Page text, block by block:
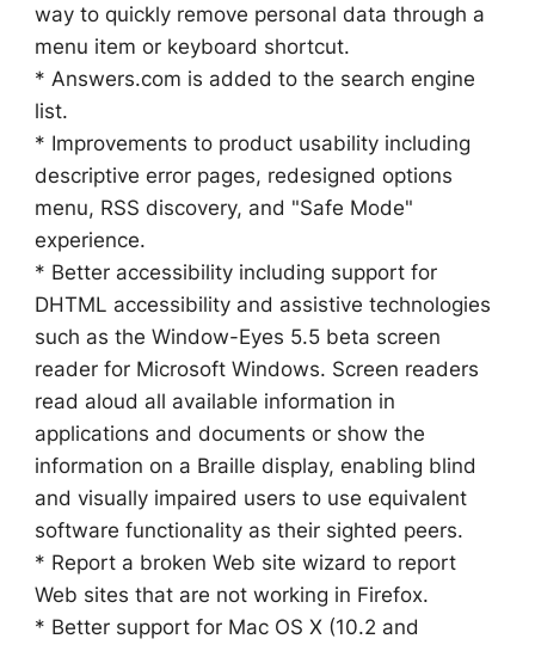
way to quickly remove personal data through a
menu item or keyboard shortcut.
* Answers.com is added to the search engine
list.
* Improvements to product usability including
descriptive error pages, redesigned options
menu, RSS discovery, and "Safe Mode"
experience.
* Better accessibility including support for
DHTML accessibility and assistive technologies
such as the Window-Eyes 5.5 beta screen
reader for Microsoft Windows. Screen readers
read aloud all available information in
applications and documents or show the
information on a Braille display, enabling blind
and visually impaired users to use equivalent
software functionality as their sighted peers.
* Report a broken Web site wizard to report
Web sites that are not working in Firefox.
* Better support for Mac OS X (10.2 and